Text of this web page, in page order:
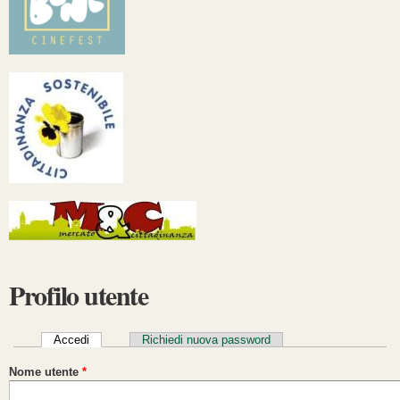
Profilo utente
Schede primarie
Accedi (scheda attiva)Richiedi nuova password
Nome utente *